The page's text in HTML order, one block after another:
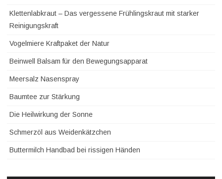
Klettenlabkraut – Das vergessene Frühlingskraut mit starker
Reinigungskraft
Vogelmiere Kraftpaket der Natur
Beinwell Balsam für den Bewegungsapparat
Meersalz Nasenspray
Baumtee zur Stärkung
Die Heilwirkung der Sonne
Schmerzöl aus Weidenkätzchen
Buttermilch Handbad bei rissigen Händen